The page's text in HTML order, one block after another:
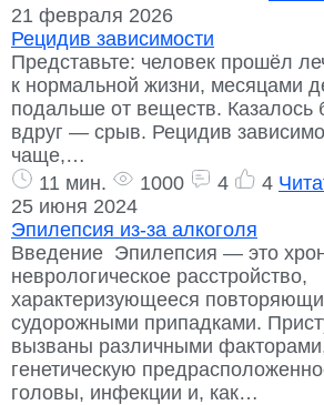
21 февраля 2026
Рецидив зависимости
Представьте: человек прошёл
к нормальной жизни, месяцами
подальше от веществ. Казалось
вдруг — срыв. Рецидив
чаще,…
11 мин.
1000 4 4
25 июня 2024
Эпилепсия из-за алкоголя
Введение Эпилепсия — это
неврологическое расстройство,
характеризующееся
судорожными припадками.
вызваны различными
генетическую
головы, инфекции и, как…